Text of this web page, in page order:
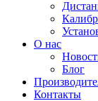
О нас
Блог
Контакты